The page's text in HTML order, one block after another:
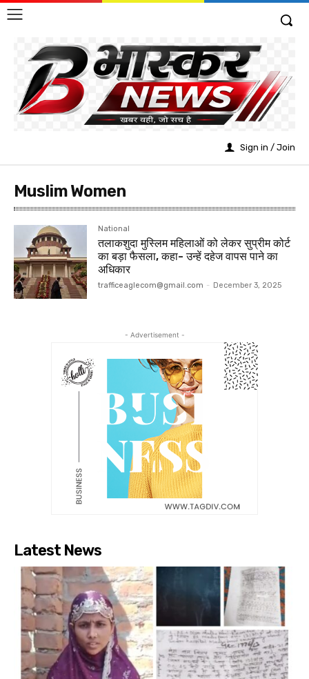
Sign in / Join
Muslim Women
National
तलाकशुदा मुस्लिम महिलाओं को लेकर सुप्रीम कोर्ट
का बड़ा फैसला, कहा- उन्हें दहेज वापस पाने का
अधिकार
trafficeaglecom@gmail.com - December 3, 2025
- Advertisement -
Latest News